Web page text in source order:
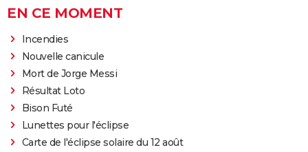
EN CE MOMENT
Incendies
Nouvelle canicule
Mort de Jorge Messi
Résultat Loto
Bison Futé
Lunettes pour l'éclipse
Carte de l'éclipse solaire du 12 août